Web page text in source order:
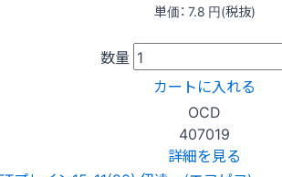
単価： 7.8 円(税抜)
数量
カートに入れる
OCD
407019
詳細を見る